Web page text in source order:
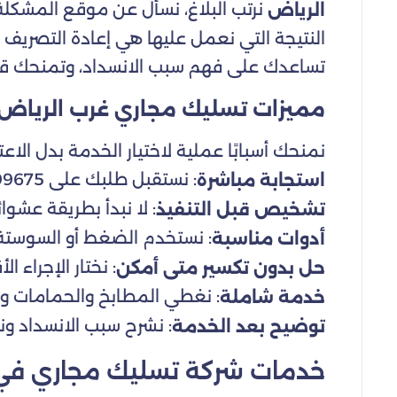
الرياض نرتب البلاغ، نسأل عن موقع
النتيجة التي نعمل عليها هي إعادة
تساعدك على فهم سبب الانسداد، وتمنحك
مميزات تسليك مجاري غرب
نمنحك أسبابًا عملية لاختيار الخدمة بدل
استجابة مباشرة: نستقبل طلبك على 0534999675 ونحدد طبيعة المشكلة بسرعة.
تشخيص قبل التنفيذ: لا نبدأ بطريقة
أدوات مناسبة: نستخدم الضغط أو
حل بدون تكسير متى أمكن: نختار الإجراء
خدمة شاملة: نغطي المطابخ والحمامات
توضيح بعد الخدمة: نشرح سبب الانسداد
خدمات شركة تسليك مجاري